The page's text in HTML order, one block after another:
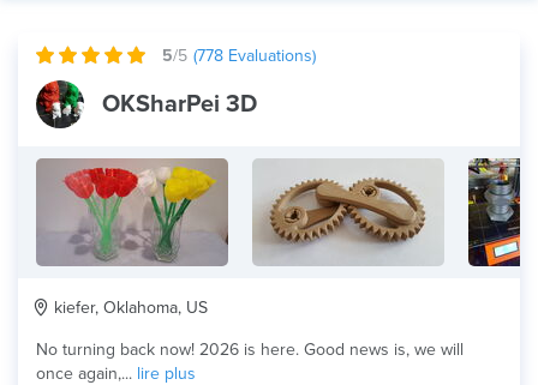
International
Technologie Tout
Matériau ×
5/5 (778 Evaluations)
OKSharPei 3D
kiefer, Oklahoma, US
No turning back now! 2026 is here. Good news is, we will
once again,... lire plus